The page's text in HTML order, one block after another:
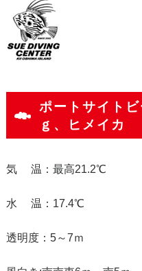
ポートサイト
ｇ、ヒメイカ
気 温：最高21.2℃
水 温：17.4℃
透明度：5～7ｍ